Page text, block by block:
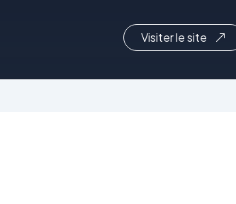
Visiter le site